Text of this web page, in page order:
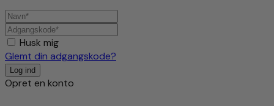
Husk mig
Glemt din adgangskode?
Opret en konto